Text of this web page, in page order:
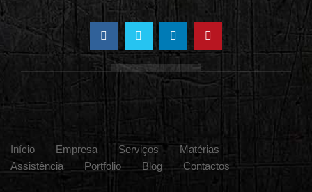
Início Empresa Serviços
Matérias
Assistência
Portfolio Blog Contactos